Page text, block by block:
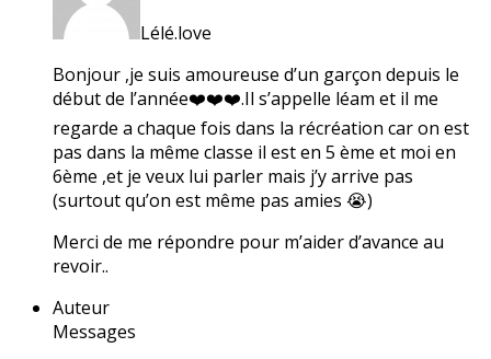
Lélé.love
Bonjour ,je suis amoureuse d’un garçon depuis le
début de l’année❤️❤️❤️.Il s’appelle léam et il me
regarde a chaque fois dans la récréation car on est
pas dans la même classe il est en 5 ème et moi en
6ème ,et je veux lui parler mais j’y arrive pas
(surtout qu’on est même pas amies 😭)
Merci de me répondre pour m’aider d’avance au
revoir..
Auteur
Messages